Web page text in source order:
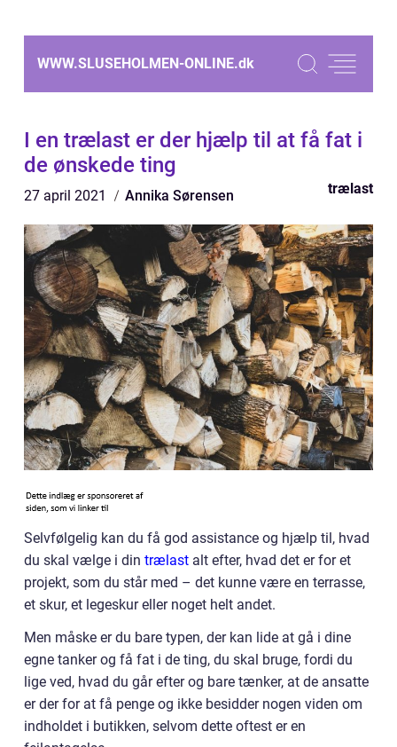
WWW.SLUSEHOLMEN-ONLINE.dk
I en trælast er der hjælp til at få fat i
de ønskede ting
27 april 2021 Annika Sørensen trælast
Selvfølgelig kan du få god assistance og hjælp til, hvad
du skal vælge i din trælast alt efter, hvad det er for et
projekt, som du står med – det kunne være en terrasse,
et skur, et legeskur eller noget helt andet.
Men måske er du bare typen, der kan lide at gå i dine
egne tanker og få fat i de ting, du skal bruge, fordi du
lige ved, hvad du går efter og bare tænker, at de ansatte
er der for at få penge og ikke besidder nogen viden om
indholdet i butikken, selvom dette oftest er en